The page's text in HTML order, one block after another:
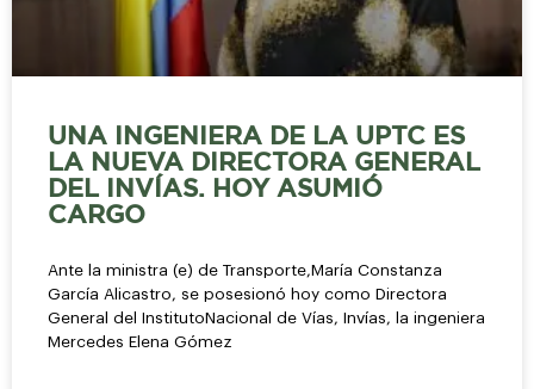
UNA INGENIERA DE LA UPTC ES
LA NUEVA DIRECTORA GENERAL
DEL INVÍAS. HOY ASUMIÓ
CARGO
Ante la ministra (e) de Transporte,María Constanza
García Alicastro, se posesionó hoy como Directora
General del InstitutoNacional de Vías, Invías, la ingeniera
Mercedes Elena Gómez